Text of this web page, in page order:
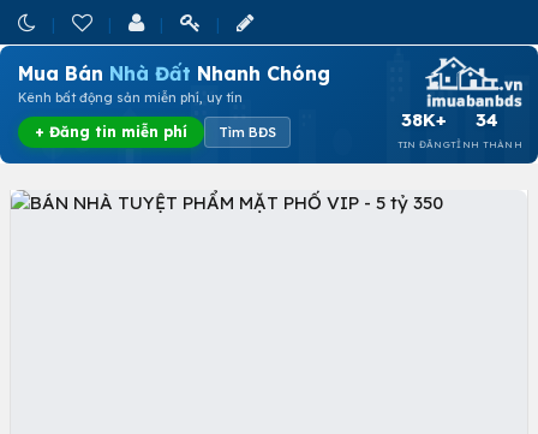
Mua Bán Nhà Đất Nhanh Chóng
Kênh bất động sản miễn phí, uy tín
+ Đăng tin miễn phí Tìm BĐS
38K+
TIN ĐĂNG
34
TỈNH THÀNH